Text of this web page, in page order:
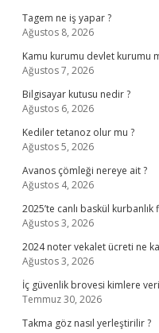
Tagem ne iş yapar ?
Ağustos 8, 2026
Kamu kurumu devlet kurumu
Ağustos 7, 2026
Bilgisayar kutusu nedir ?
Ağustos 6, 2026
Kediler tetanoz olur mu ?
Ağustos 5, 2026
Avanos çömleği nereye ait ?
Ağustos 4, 2026
2025’te canlı baskül kurbanlık
Ağustos 3, 2026
2024 noter vekalet ücreti ne
Ağustos 3, 2026
İç güvenlik brovesi kimlere
Temmuz 30, 2026
Takma göz nasıl yerleştirilir ?